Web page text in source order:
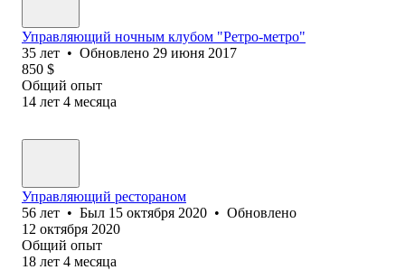
Управляющий ночным клубом "Ретро-метро"
35 лет • Обновлено 29 июня 2017
850 $
Общий опыт
14 лет 4 месяца
Управляющий рестораном
56 лет • Был 15 октября 2020 • Обновлено
12 октября 2020
Общий опыт
18 лет 4 месяца